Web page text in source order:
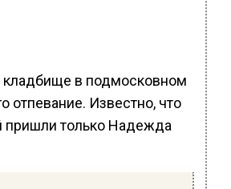
кладбище в подмосковном
отпевание. Известно, что
пришли только Надежда